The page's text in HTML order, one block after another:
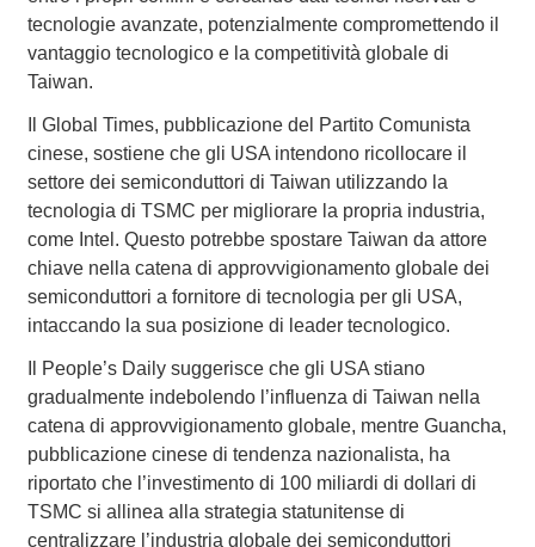
tecnologie avanzate, potenzialmente compromettendo il
vantaggio tecnologico e la competitività globale di
Taiwan.
Il Global Times, pubblicazione del Partito Comunista
cinese, sostiene che gli USA intendono ricollocare il
settore dei semiconduttori di Taiwan utilizzando la
tecnologia di TSMC per migliorare la propria industria,
come Intel. Questo potrebbe spostare Taiwan da attore
chiave nella catena di approvvigionamento globale dei
semiconduttori a fornitore di tecnologia per gli USA,
intaccando la sua posizione di leader tecnologico.
Il People’s Daily suggerisce che gli USA stiano
gradualmente indebolendo l’influenza di Taiwan nella
catena di approvvigionamento globale, mentre Guancha,
pubblicazione cinese di tendenza nazionalista, ha
riportato che l’investimento di 100 miliardi di dollari di
TSMC si allinea alla strategia statunitense di
centralizzare l’industria globale dei semiconduttori